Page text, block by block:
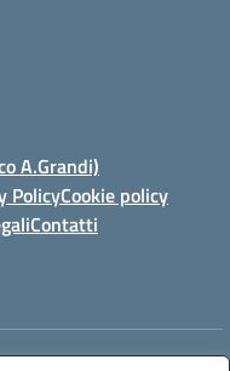
A.Grandi)
PolicyCookie policy
Contatti